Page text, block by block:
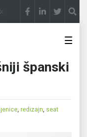
potencijal pretvara u destinaciju
☰
španski
,redizajn, seat